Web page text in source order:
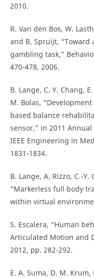
2010.
R. Van den Bos, W.
and B. Spruijt,
gambling task,”
470-478, 2006.
B. Lange, C. Y. Chang,
M. Bolas,
based balance
sensor,” in 2011
IEEE Engineering in
1831-1834.
B. Lange, A. Rizzo, C.-
“Markerless full body
within virtual
S. Escalera, “Human
Articulated Motion and
2012, pp. 282-292.
E. A. Suma, D. M.